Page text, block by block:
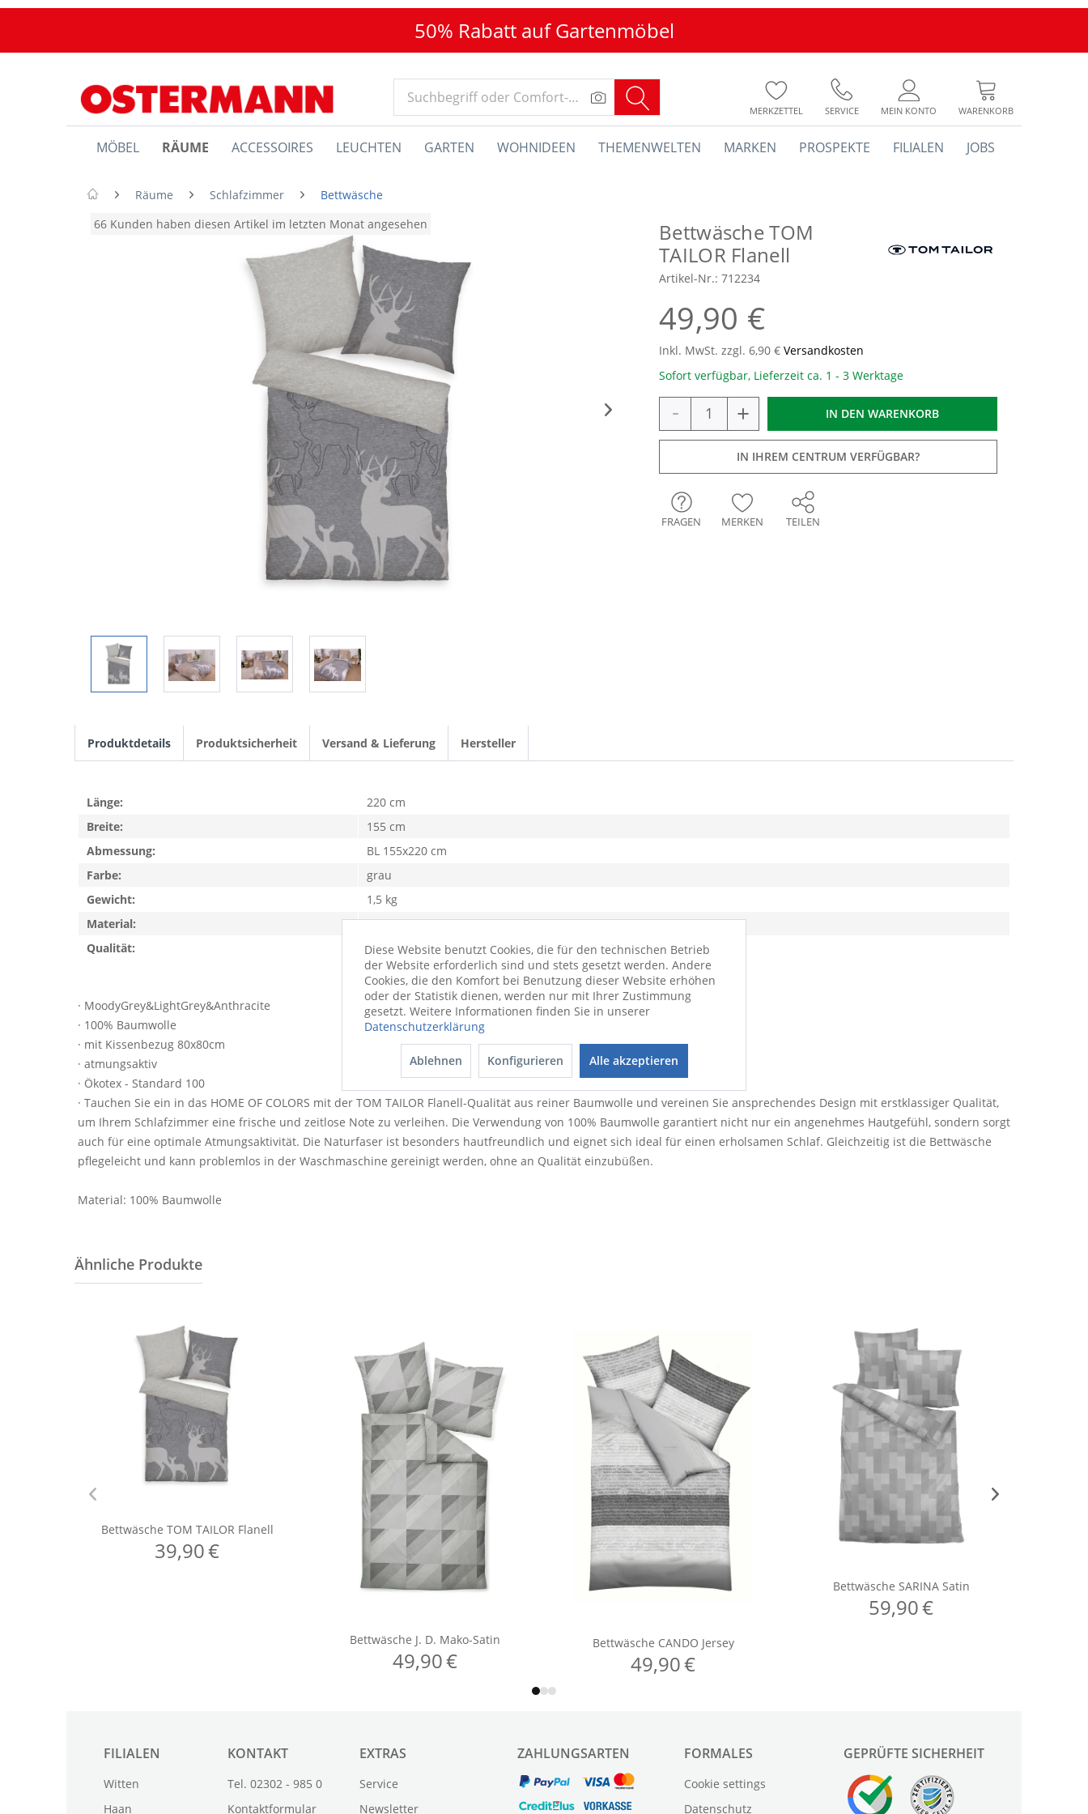
50% Rabatt auf Gartenmöbel
MERKZETTEL SERVICE MEIN KONTO WARENKORB
MÖBEL RÄUME ACCESSOIRES LEUCHTEN GARTEN WOHNIDEEN THEMENWELTEN MARKEN PROSPEKTE FILIALEN JOBS
Räume Schlafzimmer
Bettwäsche
66 Kunden haben diesen Artikel im letzten Monat angesehen
Bettwäsche TOM
TAILOR Flanell
Artikel-Nr.: 712234
49,90 €
Inkl. MwSt. zzgl. 6,90 € Versandkosten
Sofort verfügbar, Lieferzeit ca. 1 - 3 Werktage
- + IN DEN WARENKORB
IN IHREM CENTRUM VERFÜGBAR?
FRAGEN MERKEN TEILEN
Produktdetails Produktsicherheit Versand & Lieferung Hersteller
· MoodyGrey&LightGrey&Anthracite
· 100% Baumwolle
· mit Kissenbezug 80x80cm
· atmungsaktiv
· Ökotex - Standard 100
· Tauchen Sie ein in das HOME OF COLORS mit der TOM TAILOR Flanell-Qualität aus reiner Baumwolle und vereinen Sie ansprechendes Design mit erstklassiger Qualität,
um Ihrem Schlafzimmer eine frische und zeitlose Note zu verleihen. Die Verwendung von 100% Baumwolle garantiert nicht nur ein angenehmes Hautgefühl, sondern sorgt
auch für eine optimale Atmungsaktivität. Die Naturfaser ist besonders hautfreundlich und eignet sich ideal für einen erholsamen Schlaf. Gleichzeitig ist die Bettwäsche
pflegeleicht und kann problemlos in der Waschmaschine gereinigt werden, ohne an Qualität einzubüßen.
Material: 100% Baumwolle
Länge:
220 cm
Breite:
155 cm
Abmessung:
BL 155x220 cm
Farbe:
grau
Gewicht:
1,5 kg
Material:
Baumwolle
Qualität:
Flanell
FILIALEN
Witten
Haan
KONTAKT
Tel. 02302 - 985 0
Kontaktformular
EXTRAS
Service
Newsletter
ZAHLUNGSARTEN FORMALES
Cookie settings
Datenschutz
GEPRÜFTE SICHERHEIT
Diese Website benutzt Cookies, die für den technischen Betrieb
der Website erforderlich sind und stets gesetzt werden. Andere
Cookies, die den Komfort bei Benutzung dieser Website erhöhen
oder der Statistik dienen, werden nur mit Ihrer Zustimmung
gesetzt. Weitere Informationen finden Sie in unserer
Datenschutzerklärung
Ablehnen Konfigurieren Alle akzeptieren